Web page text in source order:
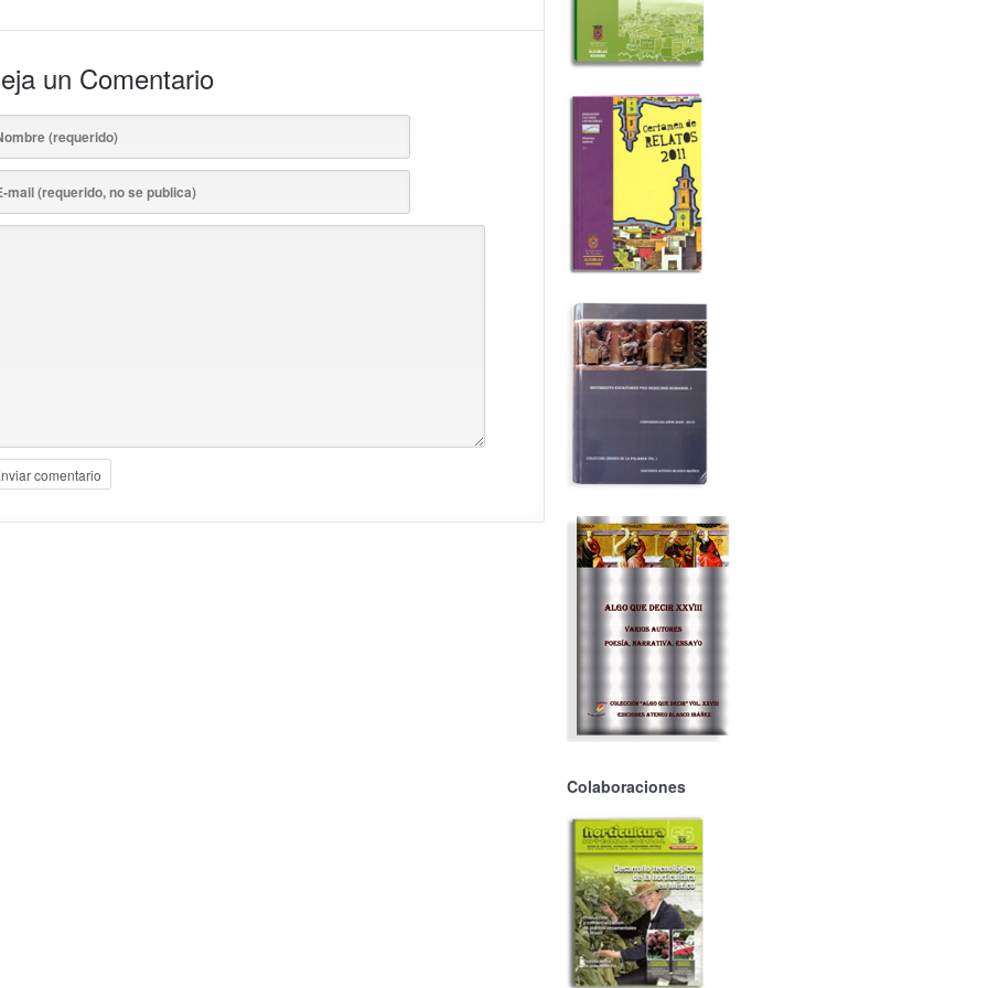
Colaboraciones
un Comentario